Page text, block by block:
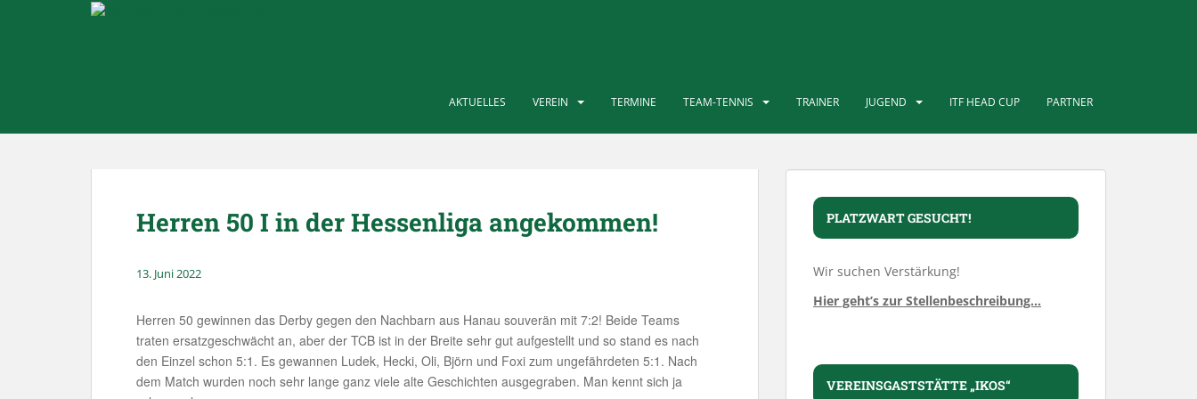
Skip to main content
AKTUELLES VEREIN TERMINE TEAM-TENNIS TRAINER JUGEND ITF HEAD CUP PARTNER
Herren 50 I in der Hessenliga angekommen!
13. Juni 2022
Herren 50 gewinnen das Derby gegen den Nachbarn aus Hanau souverän mit 7:2! Beide Teams
traten ersatzgeschwächt an, aber der TCB ist in der Breite sehr gut aufgestellt und so stand es nach
den Einzel schon 5:1. Es gewannen Ludek, Hecki, Oli, Björn und Foxi zum ungefährdeten 5:1. Nach
dem Match wurden noch sehr lange ganz viele alte Geschichten ausgegraben. Man kennt sich ja
PLATZWART GESUCHT!
Wir suchen Verstärkung!
Hier geht’s zur Stellenbeschreibung…
VEREINSGASTSTÄTTE „IKOS“